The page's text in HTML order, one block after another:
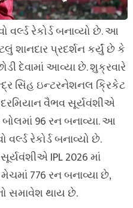
રેકોર્ડ બનાવ્યો છે. આ
શાનદાર પ્રદર્શન કર્યું છે કે
દેવામાં આવ્યા છે. શુક્રવારે
સિંહ ઇન્ટરનેશનલ ક્રિકેટ
વૈભવ સૂર્યવંશીએ
96 રન બનાવ્યા. આ
રેકોર્ડ બનાવ્યો છે.
IPL 2026 માં
776 રન બનાવ્યા છે,
સમાવેશ થાય છે.